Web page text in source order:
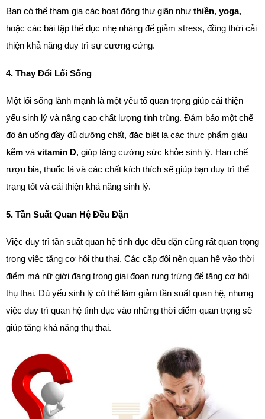
Bạn có thể tham gia các hoạt động thư giãn như thiền, yoga,
hoặc các bài tập thể dục nhẹ nhàng để giảm stress, đồng thời cải
thiện khả năng duy trì sự cương cứng.
4. Thay Đổi Lối Sống
Một lối sống lành mạnh là một yếu tố quan trọng giúp cải thiện
yếu sinh lý và nâng cao chất lượng tinh trùng. Đảm bảo một chế
kẽm và vitamin D, giúp tăng cường sức khỏe sinh lý. Hạn chế
rượu bia, thuốc lá và các chất kích thích sẽ giúp bạn duy trì thể
trạng tốt và cải thiện khả năng sinh lý.
5. Tần Suất Quan Hệ Đều Đặn
Việc duy trì tần suất quan hệ tình dục đều đặn cũng rất quan trọng
trong việc tăng cơ hội thụ thai. Các cặp đôi nên quan hệ vào thời
điểm mà nữ giới đang trong giai đoạn rụng trứng để tăng cơ hội
thụ thai. Dù yếu sinh lý có thể làm giảm tần suất quan hệ, nhưng
việc duy trì quan hệ tình dục vào những thời điểm quan trọng sẽ
giúp tăng khả năng thụ thai.